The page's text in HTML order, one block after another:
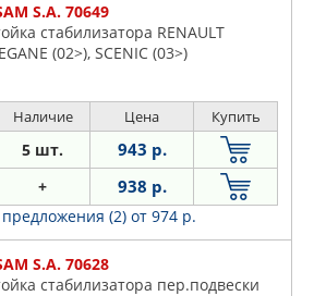
S.A. 70649
стабилизатора RENAULT
(02>), SCENIC (03>)
Наличие Цена Купить
5 шт. 943 р.
+ 938 р.
(2) от 974 р.
S.A. 70628
стабилизатора пер.подвески